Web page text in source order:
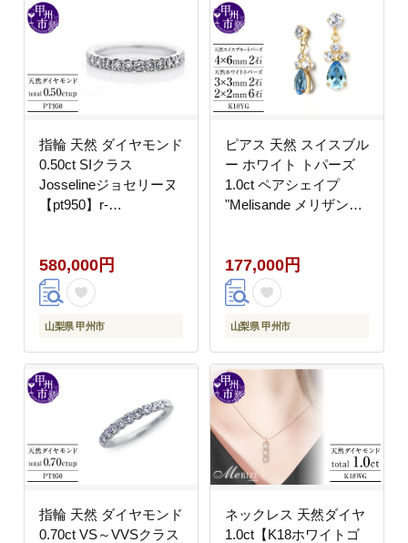
指輪 天然 ダイヤモンド
0.50ct SIクラス
Josselineジョセリーヌ
【pt950】r-
580,000円
山梨県 甲州市
ピアス 天然 スイスブル
ー ホワイト トパーズ
1.0ct ペアシェイプ
"Melisande メリザン
177,000円
山梨県 甲州市
指輪 天然 ダイヤモンド
0.70ct VS～VVSクラス
ネックレス 天然ダイヤ
1.0ct【K18ホワイトゴ